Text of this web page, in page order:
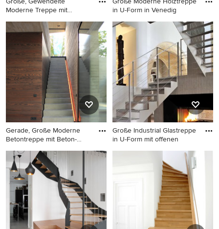
Moderne Treppe mit
Große, Gewendelte Moderne
Treppe mit offenen
Setzstufen in New York
in U-Form in Venedig
Große Moderne Holztreppe
in U-Form in Venedig
Gerade, Große Moderne
Betontreppe mit Beton-
Gerade, Große Moderne
Betontreppe mit Beton-
Setzstufen in Hannover
Große Industrial Glastreppe
in U-Form mit offenen
Große Industrial Glastreppe
in U-Form mit offenen
Setzstufen in Lyon